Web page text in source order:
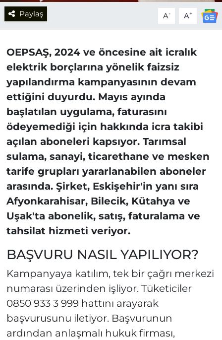
Paylaş A- A+
OEPSAŞ, 2024 ve öncesine ait icralık
elektrik borçlarına yönelik faizsiz
yapılandırma kampanyasının devam
ettiğini duyurdu. Mayıs ayında
başlatılan uygulama, faturasını
ödeyemediği için hakkında icra takibi
açılan aboneleri kapsıyor. Tarımsal
sulama, sanayi, ticarethane ve mesken
tarife grupları yararlanabilen aboneler
arasında. Şirket, Eskişehir'in yanı sıra
Afyonkarahisar, Bilecik, Kütahya ve
Uşak'ta abonelik, satış, faturalama ve
tahsilat hizmeti veriyor.
BAŞVURU NASIL YAPILIYOR?
Kampanyaya katılım, tek bir çağrı merkezi
numarası üzerinden işliyor. Tüketiciler
0850 933 3 999 hattını arayarak
başvurusunu iletiyor. Başvurunun
ardından anlaşmalı hukuk firması,